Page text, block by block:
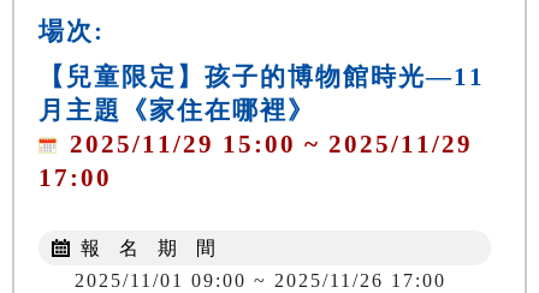
場次:
【兒童限定】孩子的博物館時光—11
月主題《家住在哪裡》
2025/11/29 15:00 ~ 2025/11/29
17:00
報 名 期 間
2025/11/01 09:00 ~ 2025/11/26 17:00